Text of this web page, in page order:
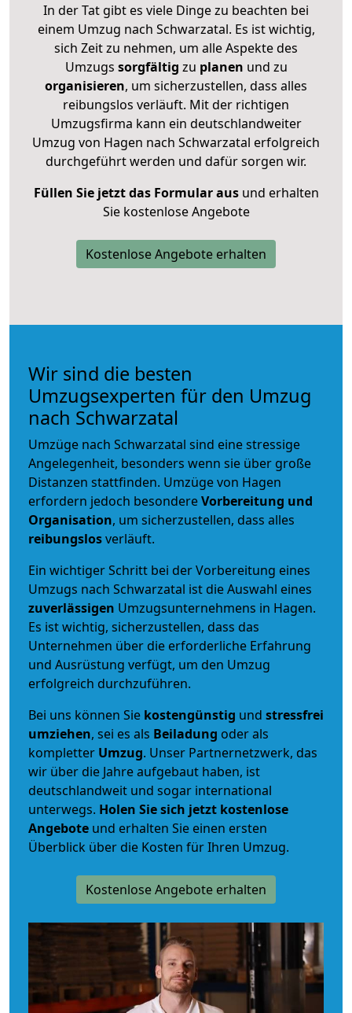
In der Tat gibt es viele Dinge zu beachten bei
einem Umzug nach Schwarzatal. Es ist wichtig,
sich Zeit zu nehmen, um alle Aspekte des
Umzugs sorgfältig zu planen und zu
organisieren, um sicherzustellen, dass alles
reibungslos verläuft. Mit der richtigen
Umzugsfirma kann ein deutschlandweiter
Umzug von Hagen nach Schwarzatal erfolgreich
durchgeführt werden und dafür sorgen wir.
Füllen Sie jetzt das Formular ausund erhalten
Sie kostenlose Angebote
Kostenlose Angebote erhalten
Wir sind die besten
Umzugsexperten für den Umzug
nach Schwarzatal
Umzüge nach Schwarzatal sind eine stressige
Angelegenheit, besonders wenn sie über große
Distanzen stattfinden. Umzüge von Hagen
erfordern jedoch besondereVorbereitung und
Organisation, um sicherzustellen, dass alles
reibungslosverläuft.
Ein wichtiger Schritt bei der Vorbereitung eines
Umzugs nach Schwarzatal ist die Auswahl eines
zuverlässigen Umzugsunternehmens in Hagen.
Es ist wichtig, sicherzustellen, dass das
Unternehmen über die erforderliche Erfahrung
und Ausrüstung verfügt, um den Umzug
erfolgreich durchzuführen.
Bei uns können Sie kostengünstig und stressfrei
umziehen, sei es als Beiladung oder als
kompletter Umzug. Unser Partnernetzwerk, das
wir über die Jahre aufgebaut haben, ist
deutschlandweit und sogar international
unterwegs. Holen Sie sich jetzt kostenlose
Angebote und erhalten Sie einen ersten
Überblick über die Kosten für Ihren Umzug.
Kostenlose Angebote erhalten